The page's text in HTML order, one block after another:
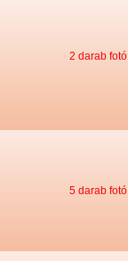
2 darab fotó
5 darab fotó